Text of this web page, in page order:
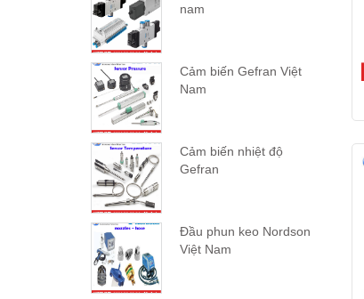
nam
Cảm biến Gefran Việt
Nam
Cảm biến nhiệt độ
Gefran
Đầu phun keo Nordson
Việt Nam